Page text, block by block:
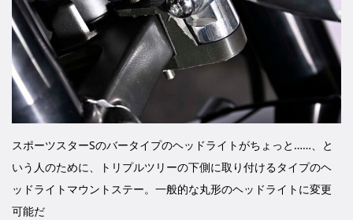
スポーツスターSのバータイプのヘッドライトがちょっと……、と
いう人のために、トリプルツリーの下側に取り付けるタイプのヘ
ッドライトマウントステー。一般的な丸形のヘッドライトに変更
可能だ